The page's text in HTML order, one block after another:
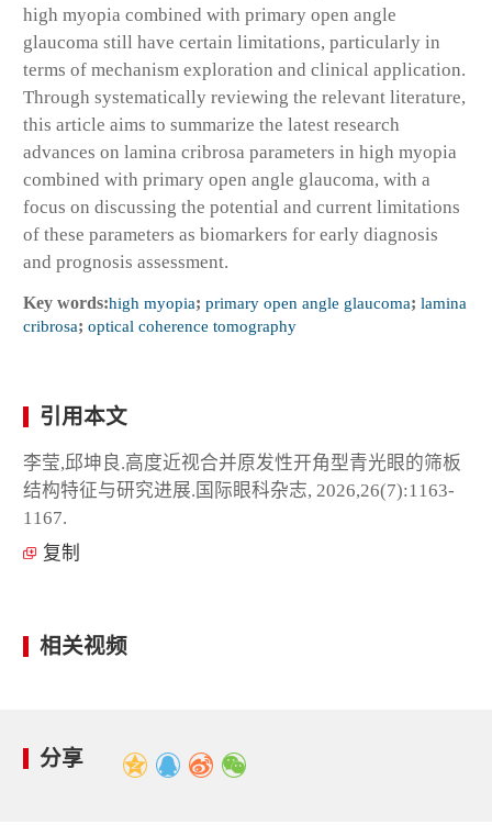
high myopia combined with primary open angle
glaucoma still have certain limitations, particularly in
terms of mechanism exploration and clinical application.
Through systematically reviewing the relevant literature,
this article aims to summarize the latest research
advances on lamina cribrosa parameters in high myopia
combined with primary open angle glaucoma, with a
focus on discussing the potential and current limitations
of these parameters as biomarkers for early diagnosis
and prognosis assessment.
Key words:high myopia; primary open angle glaucoma; lamina
cribrosa; optical coherence tomography
引用本文
李莹,邱坤良.高度近视合并原发性开角型青光眼的筛板
结构特征与研究进展.国际眼科杂志, 2026,26(7):1163-
1167.
复制
相关视频
分享